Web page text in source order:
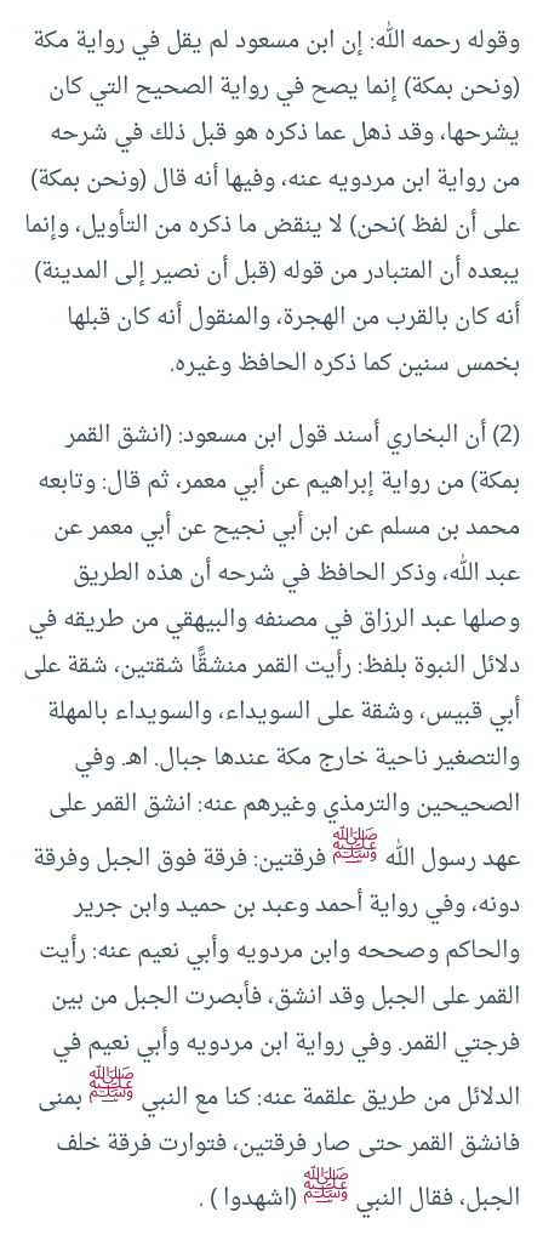
وقوله رحمه الله: إن ابن مسعود لم يقل في رواية مكة
(ونحن بمكة) إنما يصح في رواية الصحيح التي كان
يشرحها، وقد ذهل عما ذكره هو قبل ذلك في شرحه
من رواية ابن مردويه عنه، وفيها أنه قال (ونحن بمكة)
على أن لفظ )نحن) لا ينقض ما ذكره من التأويل، وإنما
يبعده أن المتبادر من قوله (قبل أن نصير إلى المدينة)
أنه كان بالقرب من الهجرة، والمنقول أنه كان قبلها
بخمس سنين كما ذكره الحافظ وغيره.
(2) أن البخاري أسند قول ابن مسعود: (انشق القمر
بمكة) من رواية إبراهيم عن أبي معمر، ثم قال: وتابعه
محمد بن مسلم عن ابن أبي نجيح عن أبي معمر عن
عبد الله، وذكر الحافظ في شرحه أن هذه الطريق
وصلها عبد الرزاق في مصنفه والبيهقي من طريقه في
دلائل النبوة بلفظ: رأيت القمر منشقًّا شقتين، شقة على
أبي قبيس، وشقة على السويداء، والسويداء بالمهلة
والتصغير ناحية خارج مكة عندها جبال. اهـ. وفي
الصحيحين والترمذي وغيرهم عنه: انشق القمر على
عهد رسول اللهﷺفرقتين: فرقة فوق الجبل وفرقة
دونه، وفي رواية أحمد وعبد بن حميد وابن جرير
والحاكم وصححه وابن مردويه وأبي نعيم عنه: رأيت
القمر على الجبل وقد انشق، فأبصرت الجبل من بين
فرجتي القمر. وفي رواية ابن مردويه وأبي نعيم في
الدلائل من طريق علقمة عنه: كنا مع النبيﷺبمنى
فانشق القمر حتى صار فرقتين، فتوارت فرقة خلف
الجبل، فقال النبيﷺ(اشهدوا ) .